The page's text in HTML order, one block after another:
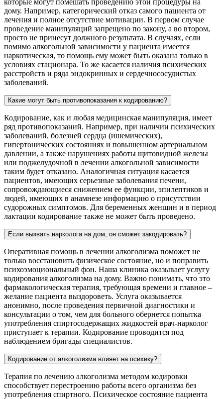
которые могут помешать проведению этой процедуры на
дому. Например, категорический отказ самого пациента от
лечения и полное отсутствие мотивации. В первом случае
проведение манипуляций запрещено по закону, а во втором,
просто не принесут должного результата. В случаях, если
помимо алкогольной зависимости у пациента имеется
наркотическая, то помощь ему может быть оказана только в
условиях стационара. То же касается наличия психических
расстройств и ряда эндокринных и сердечнососудистых
заболеваний.
Какие могут быть противопоказания к кодированию?
Кодирование, как и любая медицинская манипуляция, имеет
ряд противопоказаний. Например, при наличии психических
заболеваний, болезней сердца (ишемических),
гипертонических состояниях и повышенном артериальном
давлении, а также нарушениях работы щитовидной железы
или поджелудочной в лечении алкогольной зависимости
таким будет отказано. Аналогичная ситуация касается
пациентов, имеющих серьезные заболевания печени,
сопровождающиеся снижением ее функции, эпилептиков и
людей, имеющих в анамнезе информацию о присутствии
судорожных симптомов. Для беременных женщин и в период
лактации кодирование также не может быть проведено.
Если вызвать нарколога на дом, он сможет закодировать?
Оперативная помощь в лечении алкоголизма поможет не
только восстановить физическое состояние, но и поправить
психоэмоциональный фон. Наша клиника оказывает услугу
кодирования алкоголизма на дому. Важно понимать, что это
фармакологическая терапия, требующая времени и главное –
желание пациента выздороветь. Услуга оказывается
анонимно, после проведения первичной диагностики и
консультации о том, чем для больного обернется попытка
употребления спиртосодержащих жидкостей врач-нарколог
приступает к терапии. Кодирование проводится под
наблюдением бригады специалистов.
Кодирование от алкоголизма влияет на психику?
Терапия по лечению алкоголизма методом кодировки
способствует перестроению работы всего организма без
употребления спиртного. Психическое состояние пациента